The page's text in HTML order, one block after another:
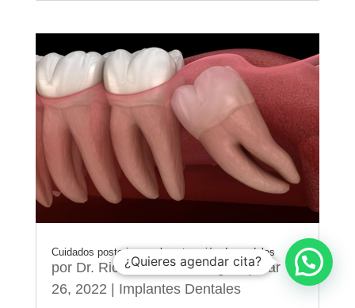
Cuidados posteriores a la extracción de cordales
por Dr. Ricardo Molina Moguel|Mar
26, 2022 | Implantes Dentales
¿Quieres agendar cita?